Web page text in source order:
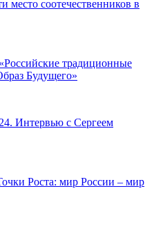
соотечественников в
традиционные
Будущего»
Интервью с Сергеем
Роста: мир России – мир